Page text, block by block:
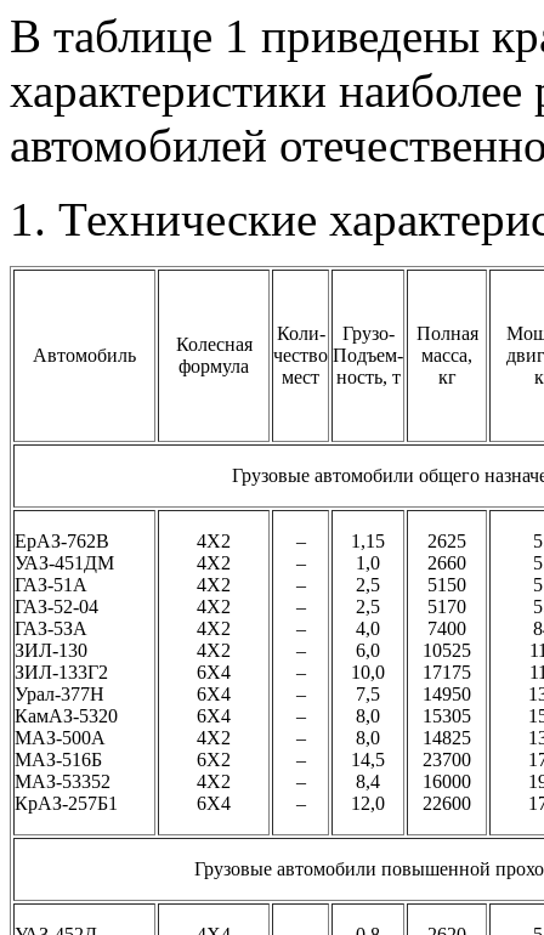
В таблице 1 приведены
характеристики
автомобилей
1. Технические
Автомобиль
Колесная
формула
Коли-
чество
мест
Грузо-
Подъем-
ность, т
Полная
масса,
кг
Грузовые автомобили общего
ЕрАЗ-762В
УАЗ-451ДМ
ГАЗ-51А
ГАЗ-52-04
ГАЗ-5ЗА
ЗИЛ-130
ЗИЛ-133Г2
Урал-377Н
КамАЗ-5320
МАЗ-500А
МАЗ-516Б
МАЗ-53352
КрАЗ-257Б1
4Х2
4Х2
4Х2
4Х2
4Х2
4Х2
6Х4
6Х4
6Х4
4Х2
6Х2
4Х2
6Х4
–
–
–
–
–
–
–
–
–
–
–
–
–
1,15
1,0
2,5
2,5
4,0
6,0
10,0
7,5
8,0
8,0
14,5
8,4
12,0
2625
2660
5150
5170
7400
10525
17175
14950
15305
14825
23700
16000
22600
Грузовые автомобили повышенной